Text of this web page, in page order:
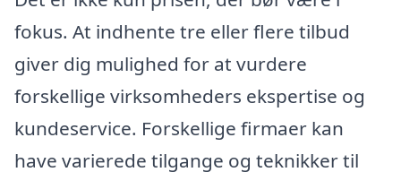
fokus. At indhente tre eller flere tilbud
giver dig mulighed for at vurdere
forskellige virksomheders ekspertise og
kundeservice. Forskellige firmaer kan
have varierede tilgange og teknikker til